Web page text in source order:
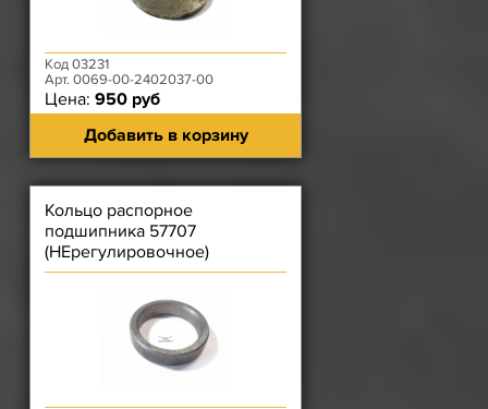
Код 03231
Арт. 0069-00-2402037-00
Цена: 950 руб
Добавить в корзину
Кольцо распорное
подшипника 57707
(НЕрегулировочное)